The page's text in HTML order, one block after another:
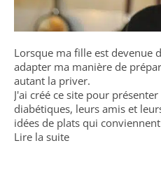
Lorsque ma fille est devenue
adapter ma manière de
autant la priver.
J'ai créé ce site pour
diabétiques, leurs amis et
idées de plats qui
Lire la suite